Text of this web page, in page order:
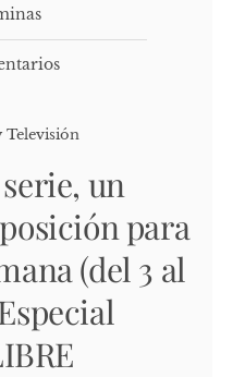
Televisión
un
para
(del 3 al